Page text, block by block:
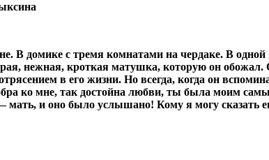
В домике с тремя комнатами на чердаке. В
нежная, кроткая матушка, которую он
в его жизни. Но всегда, когда он
ко мне, так достойна любви, ты была моим
мать, и оно было услышано! Кому я могу сказать